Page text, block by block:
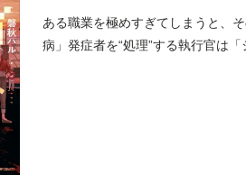
ある職業を極めすぎてしまうと、
病」発症者を“処理”する執行官は